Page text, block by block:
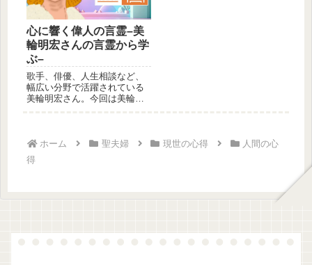
心に響く偉人の言霊–美
輪明宏さんの言霊から学
ぶ–
歌手、俳優、人生相談など、
幅広い分野で活躍されている
美輪明宏さん。今回は美輪明
ホーム 聖夫婦 現世の心得
人間の心
得